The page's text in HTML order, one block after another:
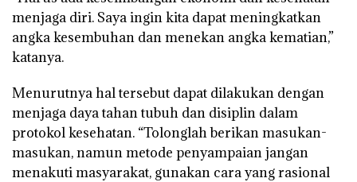
menjaga diri. Saya ingin kita dapat meningkatkan
angka kesembuhan dan menekan angka kematian,”
katanya.
Menurutnya hal tersebut dapat dilakukan dengan
menjaga daya tahan tubuh dan disiplin dalam
protokol kesehatan. “Tolonglah berikan masukan-
masukan, namun metode penyampaian jangan
menakuti masyarakat, gunakan cara yang rasional